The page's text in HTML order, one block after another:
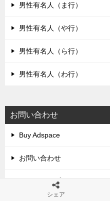
男性有名人（ま行）
男性有名人（や行）
男性有名人（ら行）
男性有名人（わ行）
お問い合わせ
Buy Adspace
お問い合わせ
サイトマップ
シェア